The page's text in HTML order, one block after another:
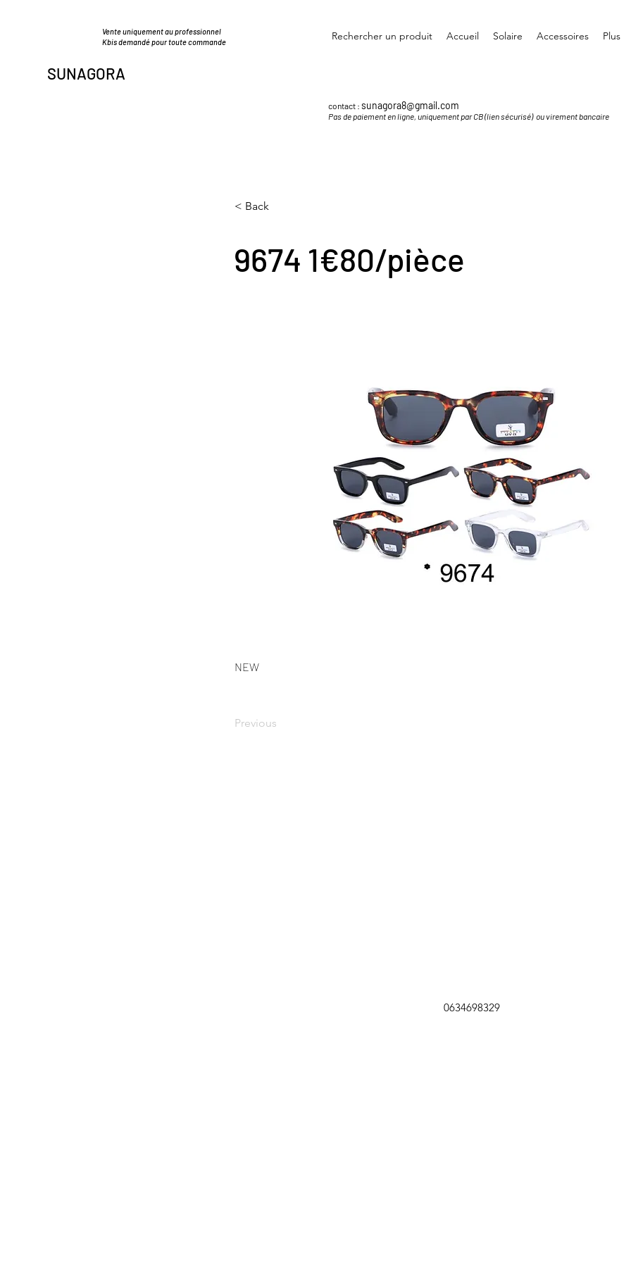
SUNAGORA
Vente uniquement au professionnel
Kbis demandé pour toute commande
Rechercher un produit Accueil Solaire Accessoires Plus
contact : sunagora8@gmail.com
Pas de paiement en ligne, uniquement par CB (lien sécurisé) ou virement bancaire
< Back
9674 1€80/pièce
NEW
Previous
0634698329